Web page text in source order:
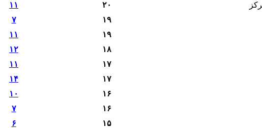
۲۰ ۱۱
۱۹ ۷
۱۹ ۱۱
۱۸
۱۲
۱۷ ۱۱
۱۷ ۱۴
۱۶ ۱۰
۱۶ ۷
۱۵ ۶